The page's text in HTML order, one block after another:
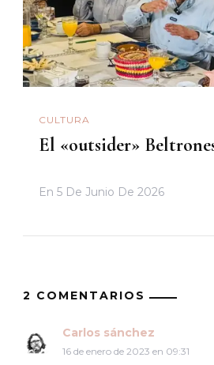
CULTURA
El «outsider»
En 5 De Junio De 2026
2 COMENTARIOS
Carlos sánchez
16 de enero de 2023 en 09:31